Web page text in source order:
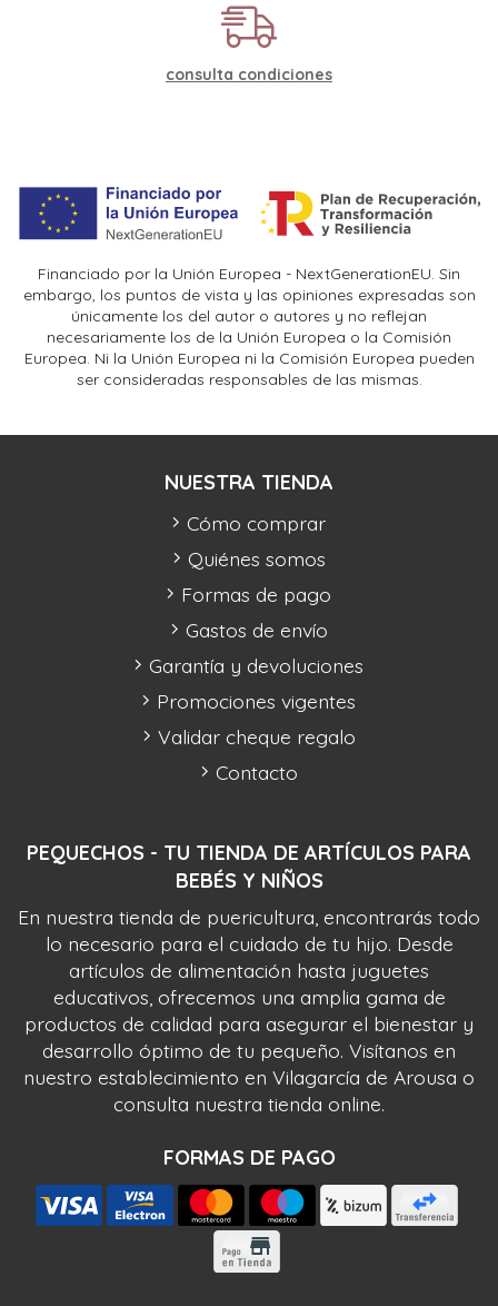
consulta condiciones
Financiado por la Unión Europea - NextGenerationEU. Sin
embargo, los puntos de vista y las opiniones expresadas son
únicamente los del autor o autores y no reflejan
necesariamente los de la Unión Europea o la Comisión
Europea. Ni la Unión Europea ni la Comisión Europea pueden
ser consideradas responsables de las mismas.
PEQUECHOS - TU TIENDA DE ARTÍCULOS PARA
BEBÉS Y NIÑOS
En nuestra tienda de puericultura, encontrarás todo
lo necesario para el cuidado de tu hijo. Desde
artículos de alimentación hasta juguetes
educativos, ofrecemos una amplia gama de
productos de calidad para asegurar el bienestar y
desarrollo óptimo de tu pequeño. Visítanos en
nuestro establecimiento en Vilagarcía de Arousa o
consulta nuestra tienda online.
FORMAS DE PAGO
NUESTRA TIENDA
Cómo comprar
Quiénes somos
Formas de pago
Gastos de envío
Garantía y devoluciones
Promociones vigentes
Validar cheque regalo
Contacto